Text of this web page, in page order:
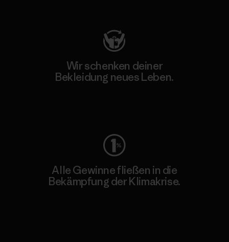
Wir schenken deiner
Bekleidung neues Leben.
Alle Gewinne fließen in die
Bekämpfung der Klimakrise.